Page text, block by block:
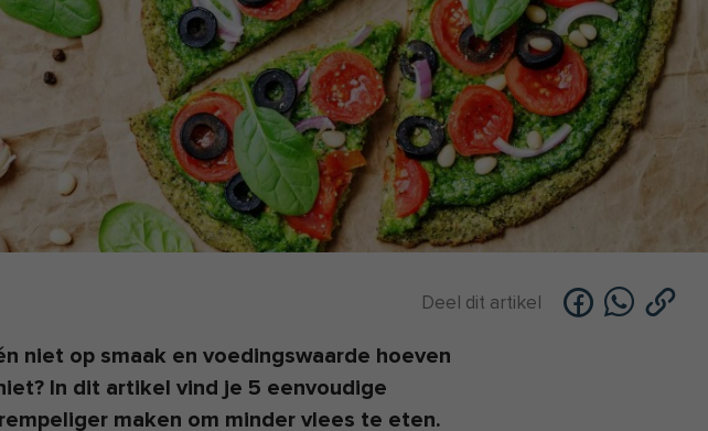
Deel dit artikel
niet op smaak en voedingswaarde hoeven
In dit artikel vind je 5 eenvoudige
maken om minder vlees te eten.